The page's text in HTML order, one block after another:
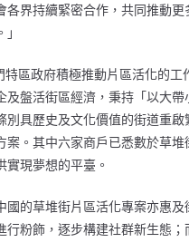
各界持續緊密合作，共同推動
區政府積極推動片區活化的
及盤活街區經濟，秉持「以大
具歷史及文化價值的街道重
案。其中六家商戶已悉數於草
實現夢想的平臺。
國的草堆街片區活化專案亦惠
行粉飾，逐步構建社群新生態